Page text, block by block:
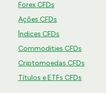
Forex CFDs
Ações CFDs
Índices CFDs
Commodities CFDs
Criptomoedas CFDs
Títulos e ETFs CFDs